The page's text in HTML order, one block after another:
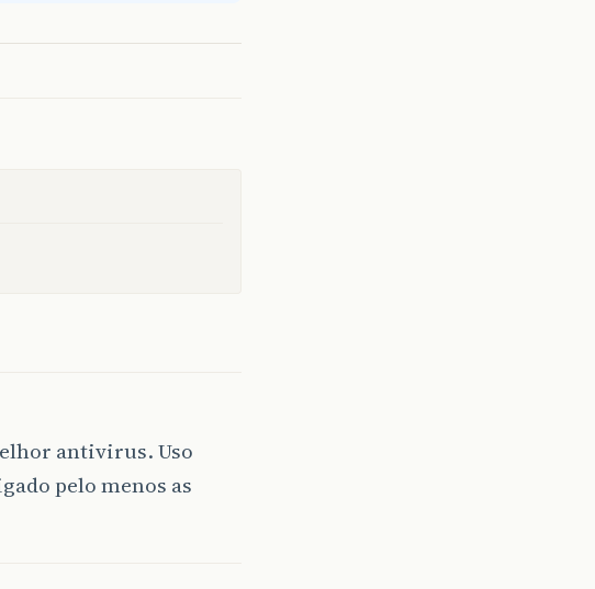
antivirus. Uso
pelo menos as